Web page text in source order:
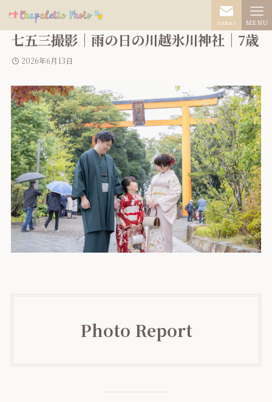
contact ＭＥＮＵ
七五三撮影｜雨の日の川越氷川神社｜7歳
2026年6月13日
Photo Report